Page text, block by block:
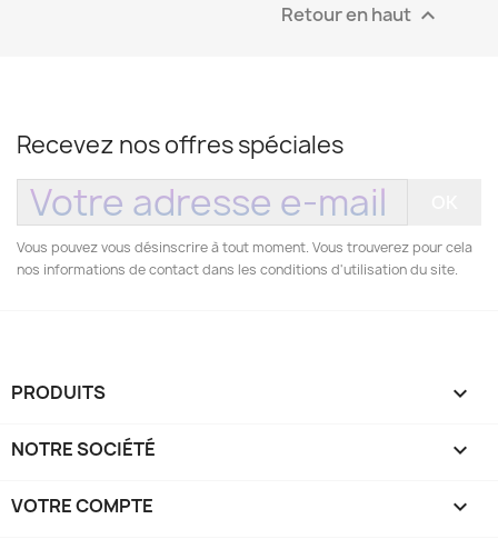
Retour en haut 
Recevez nos offres spéciales
Vous pouvez vous désinscrire à tout moment. Vous trouverez pour cela
nos informations de contact dans les conditions d'utilisation du site.
PRODUITS 
NOTRE SOCIÉTÉ 
VOTRE COMPTE 